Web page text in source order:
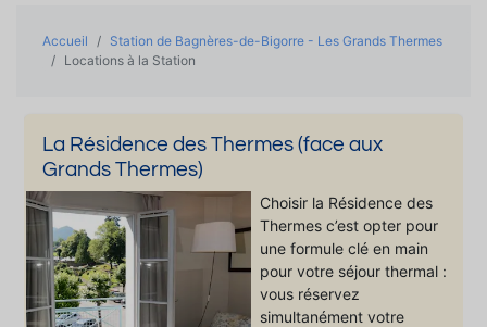
Accueil
Station de Bagnères-de-Bigorre - Les Grands Thermes
Locations à la Station
La Résidence des Thermes (face aux
Grands Thermes)
Choisir la Résidence des
Thermes c’est opter pour
une formule clé en main
pour votre séjour thermal :
vous réservez
simultanément votre